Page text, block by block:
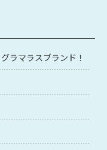
ラマラスブランド！